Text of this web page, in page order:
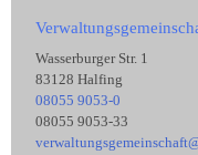
Wasserburger Str. 1
83128 Halfing
08055 9053-0
08055 9053-33